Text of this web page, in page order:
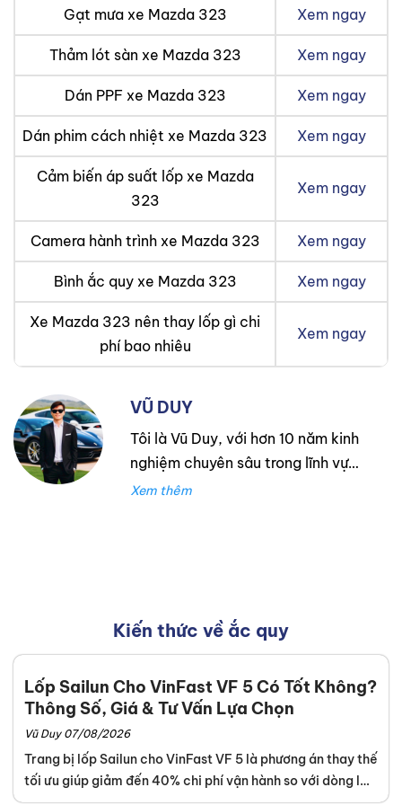
Gạt mưa xe Mazda 323 Xem ngay
Thảm lót sàn xe Mazda 323 Xem ngay
Dán PPF xe Mazda 323 Xem ngay
Dán phim cách nhiệt xe Mazda 323 Xem ngay
Cảm biến áp suất lốp xe Mazda
323
Xem ngay
Camera hành trình xe Mazda 323 Xem ngay
Bình ắc quy xe Mazda 323 Xem ngay
Xe Mazda 323 nên thay lốp gì chi
phí bao nhiêu
Xem ngay
VŨ DUY
Tôi là Vũ Duy, với hơn 10 năm kinh
nghiệm chuyên sâu trong lĩnh vực
lốp xe. Trong suốt thời gian đó,
nghiệm tại hãng Mercedes với vai
trò kỹ sư Công Nghệ Ô Tô. Tôi tự
hào đã tư vấn thành công cho
hơn 3000+ khách hàng, giúp họ
lựa chọn được loại lốp phù hợp,
từ đó cải thiện hiệu suất và an
toàn khi vận hành xe. Chuyên
Kiến thức về ắc quy
Lốp Sailun Cho VinFast VF 5 Có Tốt Không?
Thông Số, Giá & Tư Vấn Lựa Chọn
Vũ Duy 07/08/2026
Trang bị lốp Sailun cho VinFast VF 5 là phương án thay thế
tối ưu giúp giảm đến 40% chi phí vận hành so với dòng lốp